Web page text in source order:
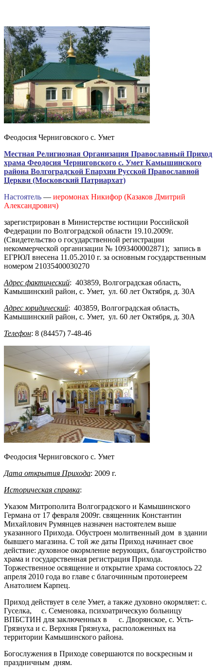
Феодосия Черниговского с. Умет
Местная Религиозная Организация Православный Приход
храма Феодосия Черниговского с. Умет Камышинского
района Волгоградской Епархии Русской Православной
Церкви (Московский Патриархат)
Настоятель — иеромонах Никифор (Казаков Дмитрий
Александрович)
зарегистрирован в Министерстве юстиции Российской
Федерации по Волгоградской области 19.10.2009г.
(Свидетельство о государственной регистрации
некоммерческой организации № 1093400002871); запись в
ЕГРЮЛ внесена 11.05.2010 г. за основным государственным
номером 21035400030270
Адрес фактический: 403859, Волгоградская область,
Камышинский район, с. Умет, ул. 60 лет Октября, д. 30А
Адрес юридический: 403859, Волгоградская область,
Камышинский район, с. Умет, ул. 60 лет Октября, д. 30А
Телефон: 8 (84457) 7-48-46
Феодосия Черниговского с. Умет
Дата открытия Прихода: 2009 г.
Историческая справка:
Указом Митрополита Волгоградского и Камышинского
Германа от 17 февраля 2009г. священник Константин
Михайлович Румянцев назначен настоятелем выше
указанного Прихода. Обустроен молитвенный дом в здании
бывшего магазина. С той же даты Приход начинает свое
действие: духовное окормление верующих, благоустройство
храма и государственная регистрация Прихода.
Торжественное освящение и открытие храма состоялось 22
апреля 2010 года во главе с благочинным протоиереем
Анатолием Карпец.
Приход действует в селе Умет, а также духовно окормляет: с.
Гуселка, с. Семеновка, психоатрическую больницу
ВПБСТИН для заключенных в с. Дворянское, с. Усть-
Грязнуха и с. Верхняя Грязнуха, расположенных на
территории Камышинского района.
Богослужения в Приходе совершаются по воскресным и
праздничным дням.